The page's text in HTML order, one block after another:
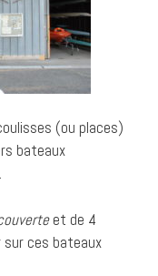
(ou places)
bateaux
et de 4
ces bateaux